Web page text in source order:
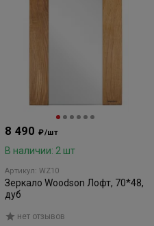
8 490 ₽/шт
В наличии: 2 шт
Артикул: WZ10
Зеркало Woodson Лофт, 70*48,
дуб
нет отзывов